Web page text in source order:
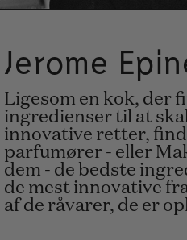
Jerome
Ligesom en kok, der
ingredienser til at
innovative retter,
parfumører - eller
dem - de bedste
de mest innovative
af de råvarer, de er